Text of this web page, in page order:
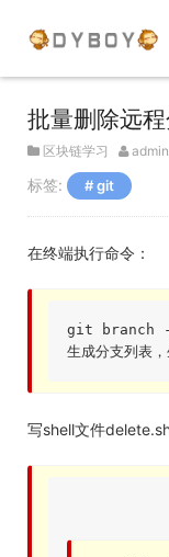
批量删除远
区块链学习 admin
标签: git
在终端执行命令：
git branch
生成分支列表
写shell文件